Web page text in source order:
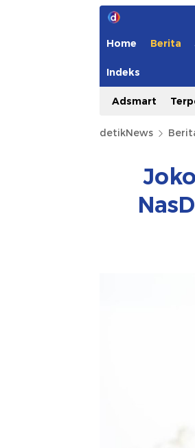
Home Berita
Indeks
Adsmart
detikNews